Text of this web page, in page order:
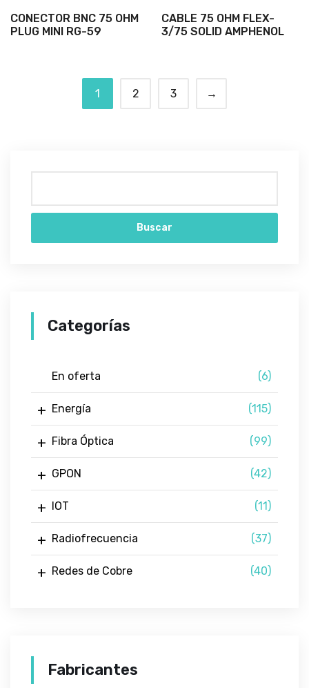
CONECTOR BNC 75 OHM
PLUG MINI RG-59
CABLE 75 OHM FLEX-
3/75 SOLID AMPHENOL
1 2 3 →
Buscar
Categorías
En oferta (6)
Energía (115)
Fibra Óptica (99)
GPON (42)
IOT (11)
Radiofrecuencia (37)
Redes de Cobre (40)
Fabricantes